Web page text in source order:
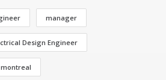
manager
Design Engineer